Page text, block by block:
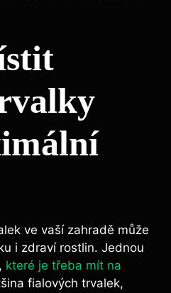
ve vaší zahradě může
i zdraví rostlin.‍ Jednou
které je třeba mít na
fialových trvalek,